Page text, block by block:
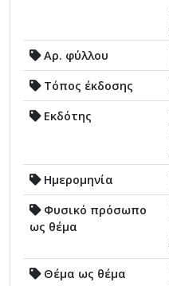
Αρ. φύλλου
Τόπος έκδοσης
Εκδότης
Ημερομηνία
Φυσικό πρόσωπο
ως θέμα
Θέμα ως θέμα